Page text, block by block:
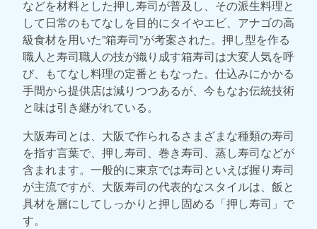
などを材料とした押し寿司が普及し、その派生料理と
して日常のもてなしを目的にタイやエビ、アナゴの高
級食材を用いた”箱寿司”が考案された。押し型を作る
職人と寿司職人の技が織り成す箱寿司は大変人気を呼
び、もてなし料理の定番ともなった。仕込みにかかる
手間から提供店は減りつつあるが、今もなお伝統技術
と味は引き継がれている。
大阪寿司とは、大阪で作られるさまざまな種類の寿司
を指す言葉で、押し寿司、巻き寿司、蒸し寿司などが
含まれます。一般的に東京では寿司といえば握り寿司
が主流ですが、大阪寿司の代表的なスタイルは、飯と
具材を層にしてしっかりと押し固める「押し寿司」で
す。